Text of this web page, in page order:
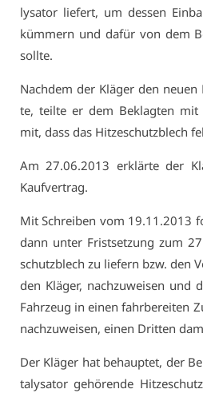
ly­sa­tor lie­fert, um des­sen
küm­mern und da­für von dem
soll­te.
Nach­dem der Klä­ger den
te, teil­te er dem Be­klag­ten mit
mit, dass das Hit­ze­schutz­blech
Am 27.06.2013 er­klär­te der
Kauf­ver­trag.
Mit Schrei­ben vom 19.11.2013
dann un­ter Frist­set­zung zum
schutz­blech zu lie­fern bzw. den
den Klä­ger, nach­zu­wei­sen und
Fahr­zeug in ei­nen fahr­be­rei­ten
nach­zu­wei­sen, ei­nen Drit­ten
Der Klä­ger hat be­haup­tet, der
ta­ly­sa­tor ge­hö­ren­de